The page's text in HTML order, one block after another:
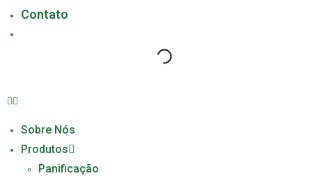
Contato
Sobre Nós
Produtos
Panificação